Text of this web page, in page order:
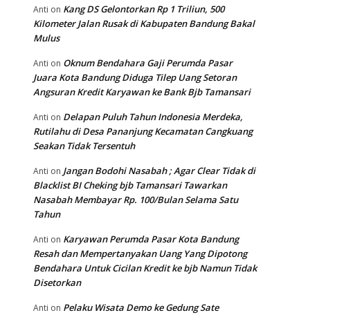
Anti on Kang DS Gelontorkan Rp 1 Triliun, 500
Kilometer Jalan Rusak di Kabupaten Bandung Bakal
Mulus
Anti on Oknum Bendahara Gaji Perumda Pasar
Juara Kota Bandung Diduga Tilep Uang Setoran
Angsuran Kredit Karyawan ke Bank Bjb Tamansari
Anti on Delapan Puluh Tahun Indonesia Merdeka,
Rutilahu di Desa Pananjung Kecamatan Cangkuang
Seakan Tidak Tersentuh
Anti on Jangan Bodohi Nasabah ; Agar Clear Tidak di
Blacklist BI Cheking bjb Tamansari Tawarkan
Nasabah Membayar Rp. 100/Bulan Selama Satu
Tahun
Anti on Karyawan Perumda Pasar Kota Bandung
Resah dan Mempertanyakan Uang Yang Dipotong
Bendahara Untuk Cicilan Kredit ke bjb Namun Tidak
Disetorkan
Anti on Pelaku Wisata Demo ke Gedung Sate